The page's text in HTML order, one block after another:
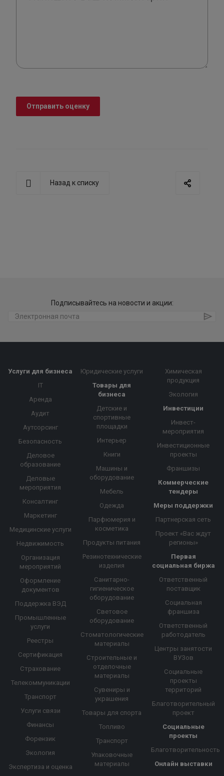
Отправить оценку
Назад к списку
Подписывайтесь на новости и акции:
Услуги для бизнеса
IT
Аренда
Аудит
Аутсорсинг
Безопасность
Деловое
образование
Деловые
мероприятия
Консалтинг
Маркетинг
Медицинские услуги
Недвижимость
Организация
мероприятий
Оформление
документов
Поддержка ВЭД
Промышленные
услуги
Реестры
Сертификация
Страхование
Телекоммуникации
Транспорт
Услуги связи
Финансы
Форензик
Экология
Экспертиза и оценка
Юридические услуги
Товары для
бизнеса
Детские и
спортивные
площадки
Интерьер
Книги
Машины и
оборудование
Мебель
Одежда
Парфюмерия и
косметика
Продукты питания
Резинотехнические
изделия
Санитарно-
гигиеническое
оборудование
Световое
оборудование
Стоматологические
материалы
Строительные и
отделочные
материалы
Сувениры и
украшения
Товары для спорта
Топливо
Транспорт
Упаковочные
материалы
Химическая
продукция
Экология
Инвестиции
Инвест-
мероприятия
Инвестиционные
проекты
Франшизы
Коммерческие
тендеры
Меры поддержки
Партнерская сеть
Проект «Вас ждут
регионы»
Первая
социальная биржа
Ответственный
поставщик
Социальная
франшиза
Ответственный
работодатель
Центры занятости
ВУЗов
Социальные
проекты
территорий
Благотворительный
проект
Социальные
проекты
Благотворительность
Онлайн выставки